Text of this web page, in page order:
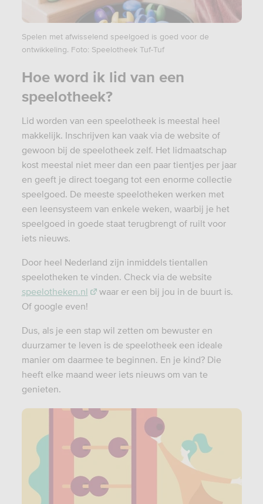
Spelen met afwisselend speelgoed is goed voor de
ontwikkeling. Foto: Speelotheek Tuf-Tuf
Hoe word ik lid van een
speelotheek?
Lid worden van een speelotheek is meestal heel
makkelijk. Inschrijven kan vaak via de website of
gewoon bij de speelotheek zelf. Het lidmaatschap
kost meestal niet meer dan een paar tientjes per jaar
en geeft je direct toegang tot een enorme collectie
speelgoed. De meeste speelotheken werken met
een leensysteem van enkele weken, waarbij je het
speelgoed in goede staat terugbrengt of ruilt voor
iets nieuws.
Door heel Nederland zijn inmiddels tientallen
speelotheken te vinden. Check via de website
speelotheken.nl
waar er een bij jou in de buurt is.
Of google even!
Dus, als je een stap wil zetten om bewuster en
duurzamer te leven is de speelotheek een ideale
manier om daarmee te beginnen. En je kind? Die
heeft elke maand weer iets nieuws om van te
genieten.